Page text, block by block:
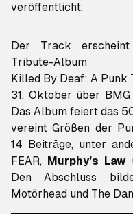
veröffentlicht.
Der Track
Killed By Deaf: A
31. Oktober über
Das Album feiert das
vereint Größen der
14 Beiträge, unter
FEAR, Murphy’s Law
Den Abschluss
Motörhead und The